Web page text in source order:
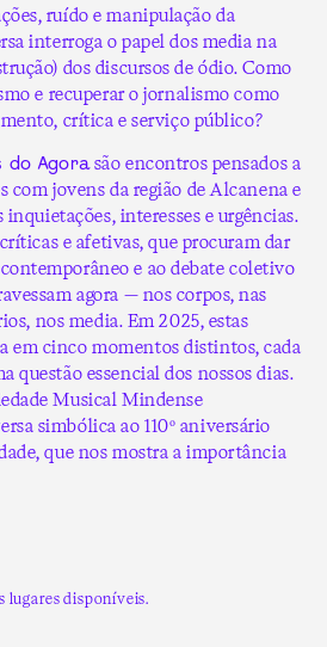
ruído e manipulação da
interroga o papel dos media na
dos discursos de ódio. Como
e recuperar o jornalismo como
crítica e serviço público?
do Agorasão encontros pensados a
com jovens da região de Alcanena e
interesses e urgências.
e afetivas, que procuram dar
e ao debate coletivo
agora — nos corpos, nas
nos media. Em 2025, estas
em cinco momentos distintos, cada
questão essencial dos nossos dias.
Musical Mindense
simbólica ao 110º aniversário
que nos mostra a importância
lugares disponíveis.